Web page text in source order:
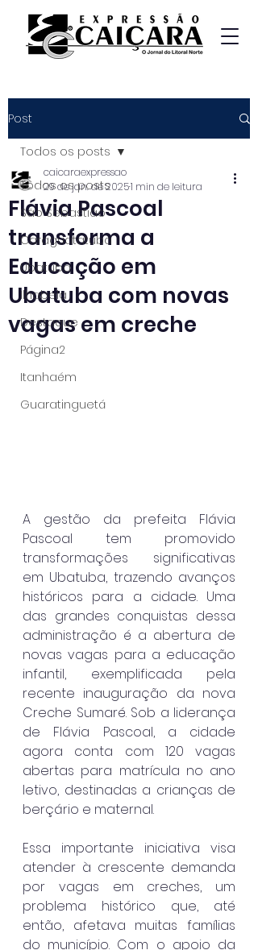
Post
Todos os posts
São Sebastião
Caraguatatuba
Ubatuba
Ilhabela
Destaque
Página2
Itanhaém
Guaratinguetá
Todos os posts
Flávia Pascoal
transforma a
Educação em
Ubatuba com novas
vagas em creche
caicaraexpressao
29 de jan. de 20251 min de leitura
A gestão da prefeita Flávia
Pascoal tem promovido
transformações significativas
em Ubatuba, trazendo avanços
históricos para a cidade. Uma
das grandes conquistas dessa
administração é a abertura de
novas vagas para a educação
infantil, exemplificada pela
recente inauguração da nova
Creche Sumaré. Sob a liderança
de Flávia Pascoal, a cidade
agora conta com 120 vagas
abertas para matrícula no ano
letivo, destinadas a crianças de
berçário e maternal.
Essa importante iniciativa visa
atender à crescente demanda
por vagas em creches, um
problema histórico que, até
então, afetava muitas famílias
do município. Com o apoio da